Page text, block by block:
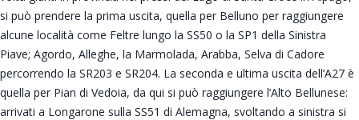
si può prendere la prima uscita, quella per Belluno per raggiungere
alcune località come Feltre lungo la SS50 o la SP1 della Sinistra
Piave; Agordo, Alleghe, la Marmolada, Arabba, Selva di Cadore
percorrendo la SR203 e SR204. La seconda e ultima uscita dell’A27 è
quella per Pian di Vedoia, da qui si può raggiungere l’Alto Bellunese:
arrivati a Longarone sulla SS51 di Alemagna, svoltando a sinistra si